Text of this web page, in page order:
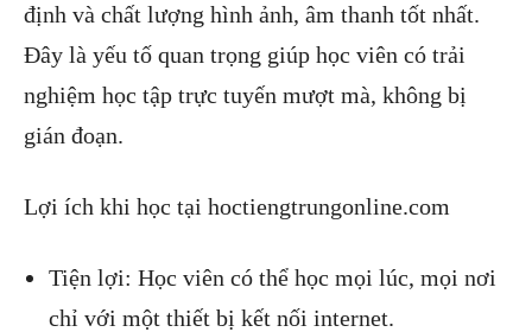
định và chất lượng hình ảnh, âm thanh tốt nhất.
Đây là yếu tố quan trọng giúp học viên có trải
nghiệm học tập trực tuyến mượt mà, không bị
gián đoạn.
Lợi ích khi học tại hoctiengtrungonline.com
Tiện lợi: Học viên có thể học mọi lúc, mọi nơi
chỉ với một thiết bị kết nối internet.